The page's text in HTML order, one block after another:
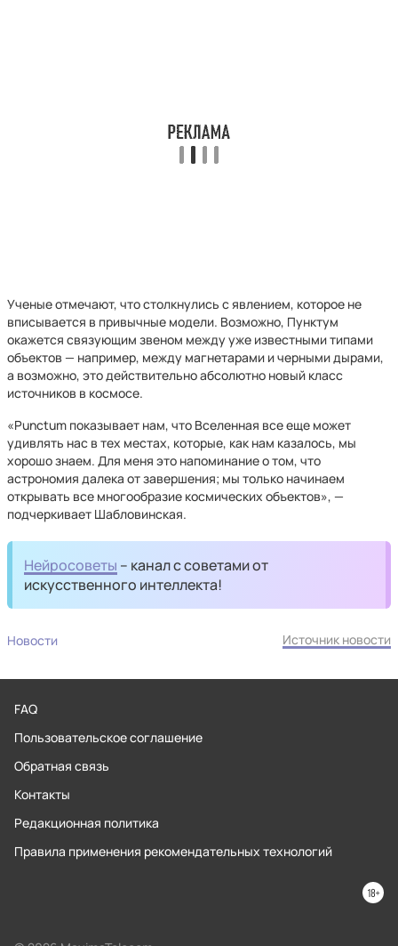
Ученые отмечают, что столкнулись с явлением, которое не
вписывается в привычные модели. Возможно, Пунктум
окажется связующим звеном между уже известными типами
объектов — например, между магнетарами и черными дырами,
а возможно, это действительно абсолютно новый класс
источников в космосе.
«Punctum показывает нам, что Вселенная все еще может
удивлять нас в тех местах, которые, как нам казалось, мы
хорошо знаем. Для меня это напоминание о том, что
астрономия далека от завершения; мы только начинаем
открывать все многообразие космических объектов», —
подчеркивает Шабловинская.
Нейросоветы – канал с советами от
искусственного интеллекта!
Новости Источник новости
FAQ
Пользовательское соглашение
Обратная связь
Контакты
Редакционная политика
Правила применения рекомендательных технологий